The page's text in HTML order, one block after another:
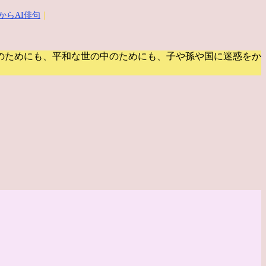
らAI俳句
ためにも、平和な世の中のためにも、子や孫や国に迷惑をか